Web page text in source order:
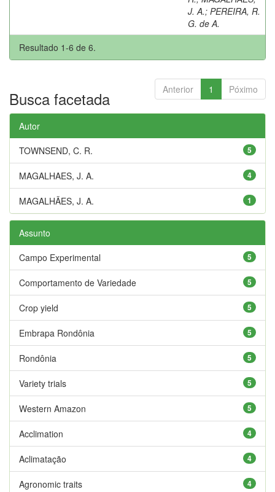
J. A.; PEREIRA, R.
G. de A.
Resultado 1-6 de 6.
Anterior 1 Póximo
Busca facetada
Autor
5
TOWNSEND, C. R.
4
MAGALHAES, J. A.
1
MAGALHÃES, J. A.
Assunto
5
Campo Experimental
5
Comportamento de Variedade
5
Crop yield
5
Embrapa Rondônia
5
Rondônia
5
Variety trials
5
Western Amazon
4
Acclimation
4
Aclimatação
4
Agronomic traits